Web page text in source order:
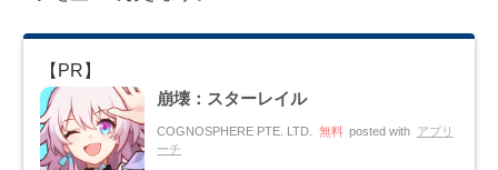
崩壊：スターレイル
COGNOSPHERE PTE. LTD. 無料 posted with アプリ
ーチ